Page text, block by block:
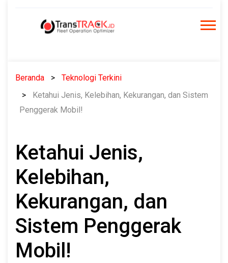
Beranda
Teknologi Terkini
Ketahui Jenis, Kelebihan, Kekurangan, dan Sistem
Penggerak Mobil!
Ketahui Jenis,
Kelebihan,
Kekurangan, dan
Sistem Penggerak
Mobil!